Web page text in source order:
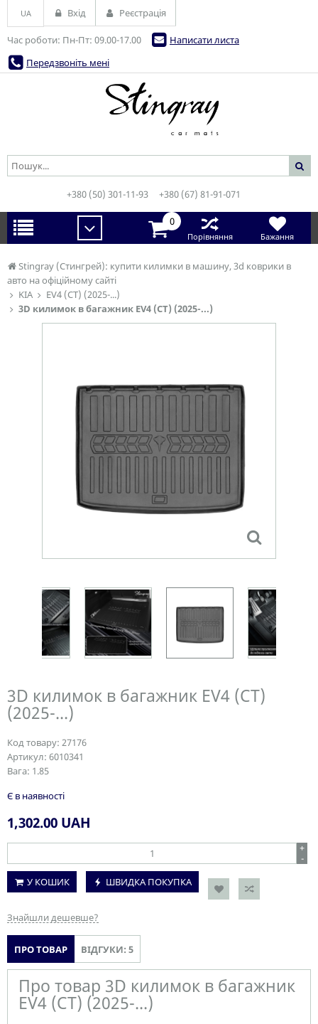
Stingray (Стингрей): купити килимки в машину, 3d коврики в
авто на офіційному сайті
KIA
EV4 (CT) (2025-...)
3D килимок в багажник EV4 (CT) (2025-...)
3D килимок в багажник EV4 (CT)
(2025-...)
Код товару: 27176
Артикул: 6010341
Вага: 1.85
Є в наявності
1,302.00 UAH
+
-
У КОШИК
ШВИДКА ПОКУПКА
Знайшли дешевше?
ПРО ТОВАР ВІДГУКИ: 5
Про товар 3D килимок в багажник
EV4 (CT) (2025-...)
Час роботи: Пн-Пт: 09.00-17.00
Написати листа
Передзвоніть мені
UA Вхід Реєстрація
+380 (50) 301-11-93 +380 (67) 81-91-071
0
Порівняння Бажання